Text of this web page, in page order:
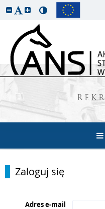
Zaloguj się
Adres e-mail